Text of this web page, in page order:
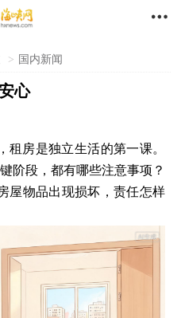

> 国内新闻
心
租房是独立生活的第一课。
阶段，都有哪些注意事项？
屋物品出现损坏，责任怎样